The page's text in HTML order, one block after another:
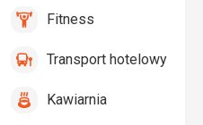
ulicy
FitnessFitness
tak
Transport
Transport hotelowy
tak
Kawiarnia
Kawiarnia
tak